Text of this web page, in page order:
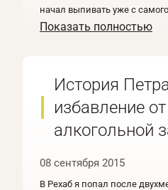
начал выпивать уже с
Показать полностью
История
избавление
алкогольной
08 сентября 2015
В Рехаб я попал после